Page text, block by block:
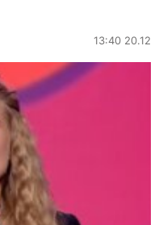
13:40 20.12